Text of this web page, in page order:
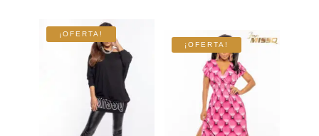
¡OFERTA!
¡OFERTA!